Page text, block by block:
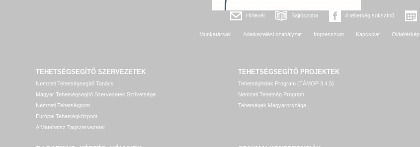
Hírlevél Sajtószoba A tehetség sokszínű
Munkatársak Adatkezelési szabályzat Impresszum Kapcsolat Oldaltérkép
TEHETSÉGSEGÍTŐ SZERVEZETEK
Nemzeti Tehetségsegítő Tanács
Magyar Tehetségsegítő Szervezetek Szövetsége
Nemzeti Tehetségpont
Európai Tehetségközpont
A Matehetsz Tagszervezetei
TEHETSÉGSEGÍTŐ PROJEKTEK
Tehetséghidak Program (TÁMOP 3.4.5)
Nemzeti Tehetség Program
Tehetségek Magyarországa